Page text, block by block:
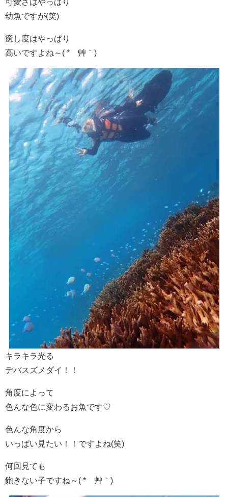
幼魚ですが(笑)
癒し度はやっぱり
高いですよね～( *´艸｀)
キラキラ光る
デバスズメダイ！！
角度によって
色んな色に変わるお魚です♡
色んな角度から
いっぱい見たい！！ですよね(笑)
何回見ても
飽きない子ですね～( *´艸｀)